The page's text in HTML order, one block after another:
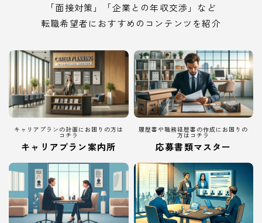
「面接対策」「企業との年収交渉」など
転職希望者におすすめのコンテンツを紹介
キャリアプランの計画にお困りの方は
コチラ
キャリアプラン案内所
履歴書や職務経歴書の作成にお困りの
方はコチラ
応募書類マスター